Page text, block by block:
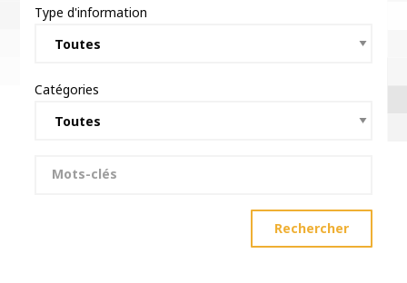
Type d'information
Catégories
Mots-clés
Rechercher